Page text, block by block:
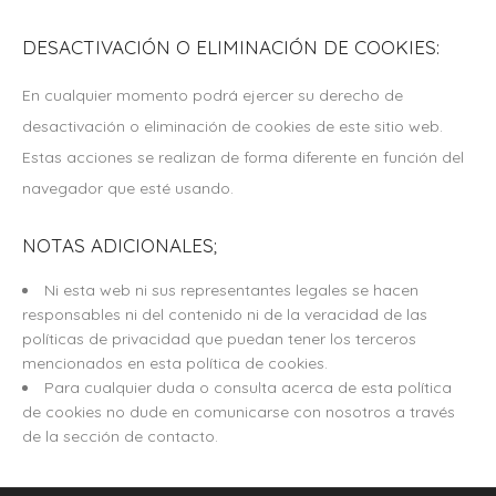
DESACTIVACIÓN O ELIMINACIÓN DE COOKIES:
En cualquier momento podrá ejercer su derecho de
desactivación o eliminación de cookies de este sitio web.
Estas acciones se realizan de forma diferente en función del
navegador que esté usando.
NOTAS ADICIONALES;
Ni esta web ni sus representantes legales se hacen
responsables ni del contenido ni de la veracidad de las
políticas de privacidad que puedan tener los terceros
mencionados en esta política de cookies.
Para cualquier duda o consulta acerca de esta política
de cookies no dude en comunicarse con nosotros a través
de la sección de contacto.